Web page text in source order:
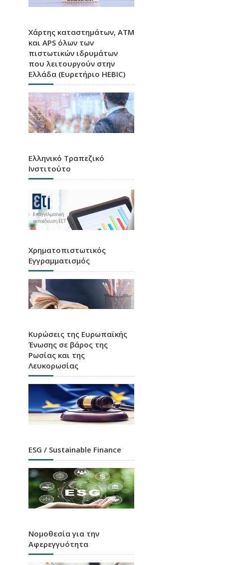
Χάρτης καταστημάτων, ATM
και APS όλων των
πιστωτικών ιδρυμάτων
που λειτουργούν στην
Ελλάδα (Ευρετήριο HEBIC)
Ελληνικό Τραπεζικό
Ινστιτούτο
Χρηματοπιστωτικός
Εγγραμματισμός
Κυρώσεις της Ευρωπαϊκής
Ένωσης σε βάρος της
Ρωσίας και της
Λευκορωσίας
ESG / Sustainable Finance
Νομοθεσία για την
Αφερεγγυότητα